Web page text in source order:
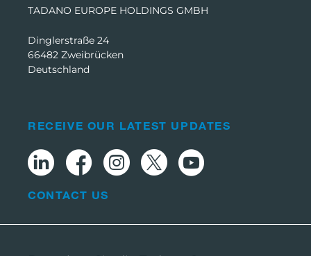
TADANO EUROPE HOLDINGS GMBH
Dinglerstraße 24
66482 Zweibrücken
Deutschland
RECEIVE OUR LATEST UPDATES
CONTACT US